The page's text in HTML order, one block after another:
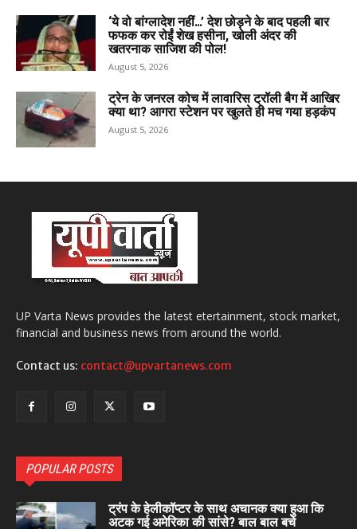
‘ये वो बांग्लादेश नहीं…’ देश छोड़ने के बाद पहली बार
फफक कर रोईं शेख हसीना, खोली अंदर की
खतरनाक साजिश की पोल!
August 5, 2026
ट्रेन के जनरल कोच में लावारिस ट्रॉली बैग में आखिर
क्या था? आगरा स्टेशन पर खुलते ही मच गया हड़कंप
August 5, 2026
UP Varta News provides the latest etertainment, stock market,
financial and business news from around the world.
Contact us: contact@upvartanews.com
POPULAR POSTS
ट्रंप के हेलीकॉप्टर के साथ अचानक क्या हुआ कि
अटक गई अमेरिका की सांसे? बाल बाल बचे